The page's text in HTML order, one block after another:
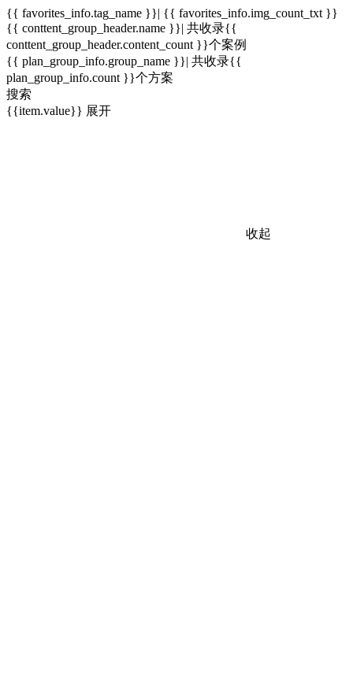
{{ favorites_info.tag_name }}| {{ favorites_info.img_count_txt }}
{{ conttent_group_header.name }}| 共收录{{
conttent_group_header.content_count }}个案例
{{ plan_group_info.group_name }}| 共收录{{
plan_group_info.count }}个方案
搜索
{{item.value}} 展开
收起